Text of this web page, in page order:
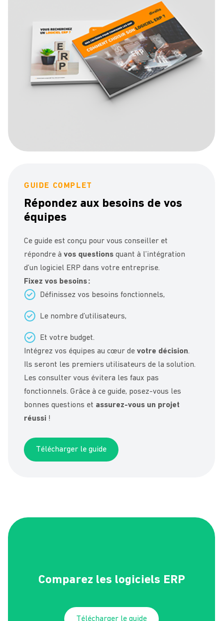
GUIDE COMPLET
Répondez aux besoins de vos
équipes
Ce guide est conçu pour vous conseiller et
répondre à vos questions quant à l’intégration
d’un logiciel ERP dans votre entreprise.
Fixez vos besoins :
Définissez vos besoins fonctionnels,
Le nombre d’utilisateurs,
Et votre budget.
Intégrez vos équipes au cœur de votre décision.
Ils seront les premiers utilisateurs de la solution.
Les consulter vous évitera les faux pas
fonctionnels. Grâce à ce guide, posez-vous les
bonnes questions et assurez-vous un projet
réussi !
Télécharger le guide
Comparez les logiciels ERP
Télécharger le guide